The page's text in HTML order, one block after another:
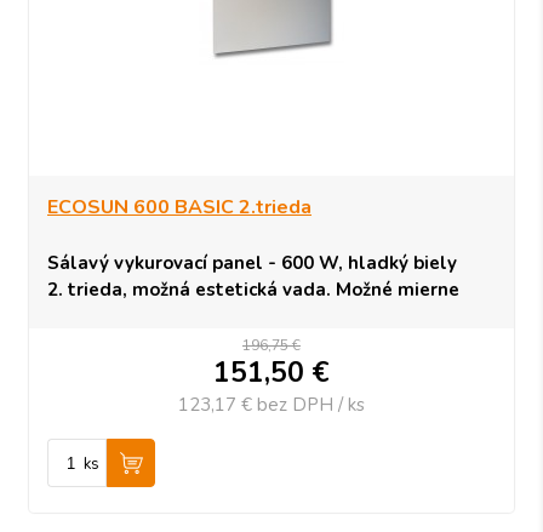
ECOSUN 600 BASIC 2.trieda
Sálavý vykurovací panel - 600 W, hladký biely
2. trieda, možná estetická vada. Možné mierne
Obmedzené množstvo - 3 kusy.
196,75 €
151,50 €
123,17 € bez DPH / ks
ks